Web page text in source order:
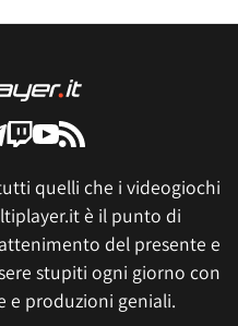
quelli che i videogiochi
è il punto di
del presente e
stupiti ogni giorno con
e produzioni geniali.